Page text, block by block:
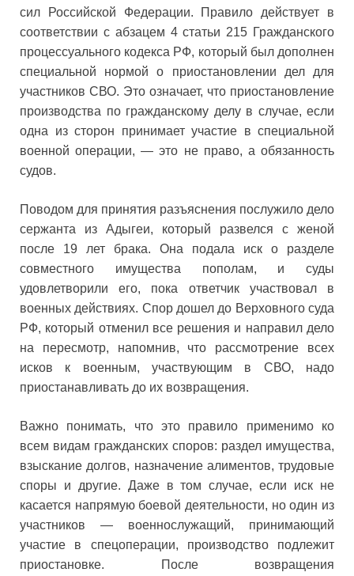
сил Российской Федерации. Правило действует в
соответствии с абзацем 4 статьи 215 Гражданского
процессуального кодекса РФ, который был дополнен
специальной нормой о приостановлении дел для
участников СВО. Это означает, что приостановление
производства по гражданскому делу в случае, если
одна из сторон принимает участие в специальной
военной операции, — это не право, а обязанность
судов.
Поводом для принятия разъяснения послужило дело
сержанта из Адыгеи, который развелся с женой
после 19 лет брака. Она подала иск о разделе
совместного имущества пополам, и суды
удовлетворили его, пока ответчик участвовал в
военных действиях. Спор дошел до Верховного суда
РФ, который отменил все решения и направил дело
на пересмотр, напомнив, что рассмотрение всех
исков к военным, участвующим в СВО, надо
приостанавливать до их возвращения.
Важно понимать, что это правило применимо ко
всем видам гражданских споров: раздел имущества,
взыскание долгов, назначение алиментов, трудовые
споры и другие. Даже в том случае, если иск не
касается напрямую боевой деятельности, но один из
участников — военнослужащий, принимающий
участие в спецоперации, производство подлежит
приостановке. После возвращения